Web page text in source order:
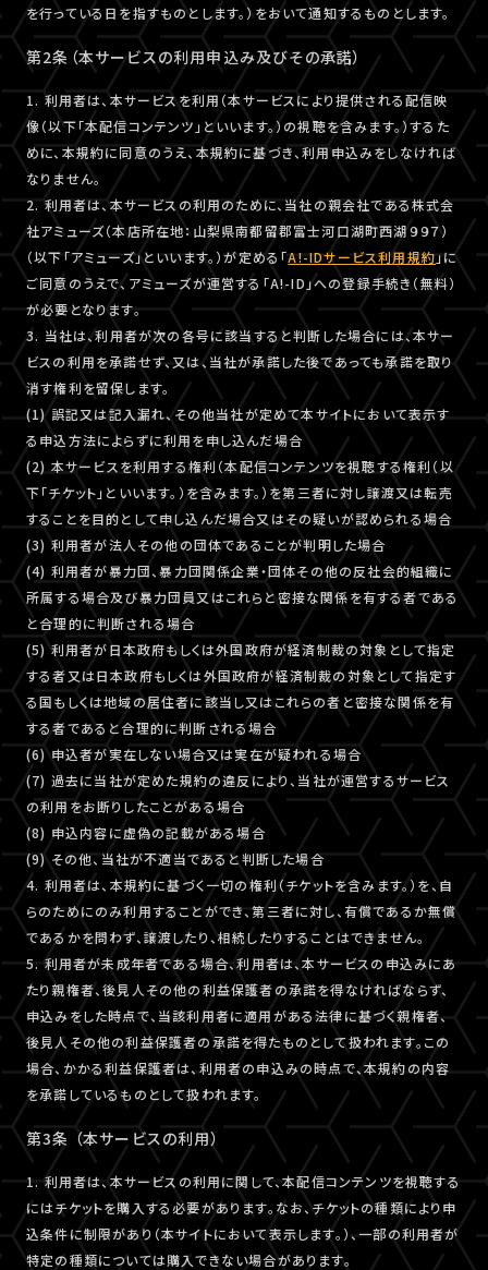
を行っている日を指すものとします。）をおいて通知するものとします。
第2条（本サービスの利用申込み及びその承諾）
1. 利用者は、本サービスを利用（本サービスにより提供される配信映
像（以下「本配信コンテンツ」といいます。）の視聴を含みます。）するた
めに、本規約に同意のうえ、本規約に基づき、利用申込みをしなければ
なりません。
2. 利用者は、本サービスの利用のために、当社の親会社である株式会
社アミューズ（本店所在地：山梨県南都留郡富士河口湖町西湖９９７）
（以下「アミューズ」といいます。）が定める「A!-IDサービス利用規約」に
ご同意のうえで、アミューズが運営する「A!-ID」への登録手続き（無料）
が必要となります。
3. 当社は、利用者が次の各号に該当すると判断した場合には、本サー
ビスの利用を承諾せず、又は、当社が承諾した後であっても承諾を取り
消す権利を留保します。
(1) 誤記又は記入漏れ、その他当社が定めて本サイトにおいて表示す
る申込方法によらずに利用を申し込んだ場合
(2) 本サービスを利用する権利（本配信コンテンツを視聴する権利（以
下「チケット」といいます。）を含みます。）を第三者に対し譲渡又は転売
することを目的として申し込んだ場合又はその疑いが認められる場合
(3) 利用者が法人その他の団体であることが判明した場合
(4) 利用者が暴力団、暴力団関係企業・団体その他の反社会的組織に
所属する場合及び暴力団員又はこれらと密接な関係を有する者である
と合理的に判断される場合
(5) 利用者が日本政府もしくは外国政府が経済制裁の対象として指定
する者又は日本政府もしくは外国政府が経済制裁の対象として指定す
る国もしくは地域の居住者に該当し又はこれらの者と密接な関係を有
する者であると合理的に判断される場合
(6) 申込者が実在しない場合又は実在が疑われる場合
(7) 過去に当社が定めた規約の違反により、当社が運営するサービス
の利用をお断りしたことがある場合
(8) 申込内容に虚偽の記載がある場合
(9) その他、当社が不適当であると判断した場合
4. 利用者は、本規約に基づく一切の権利（チケットを含みます。）を、自
らのためにのみ利用することができ、第三者に対し、有償であるか無償
であるかを問わず、譲渡したり、相続したりすることはできません。
5. 利用者が未成年者である場合、利用者は、本サービスの申込みにあ
たり親権者、後見人その他の利益保護者の承諾を得なければならず、
申込みをした時点で、当該利用者に適用がある法律に基づく親権者、
後見人その他の利益保護者の承諾を得たものとして扱われます。この
場合、かかる利益保護者は、利用者の申込みの時点で、本規約の内容
を承諾しているものとして扱われます。
第3条 （本サービスの利用）
1. 利用者は、本サービスの利用に関して、本配信コンテンツを視聴する
にはチケットを購入する必要があります。なお、チケットの種類により申
込条件に制限があり（本サイトにおいて表示します。）、一部の利用者が
特定の種類については購入できない場合があります。